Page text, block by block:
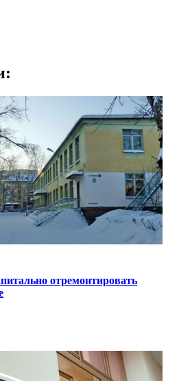
отремонтировать